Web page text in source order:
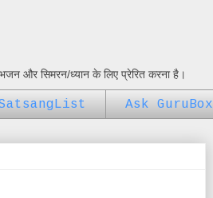
और सिमरन/ध्यान के लिए प्रेरित करना है।
Ask GuruBox